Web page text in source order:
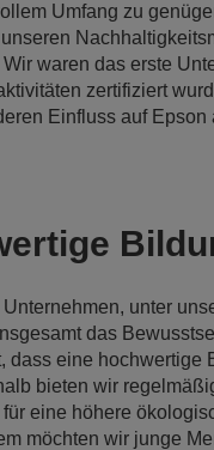
Umfang zu
waren das erste
zertifiziert
Einfluss auf
unter
das
dass eine hochwertige
bieten wir
eine höhere
möchten wir junge